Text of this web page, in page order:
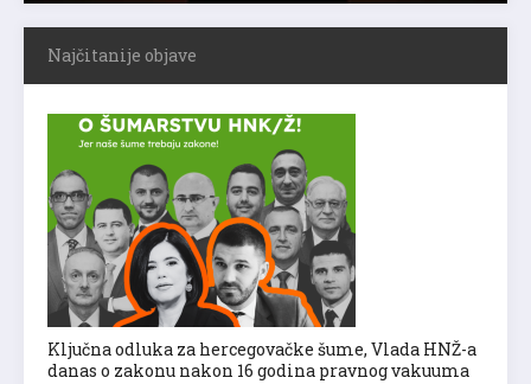
Najčitanije objave
Ključna odluka za hercegovačke šume, Vlada HNŽ-a
danas o zakonu nakon 16 godina pravnog vakuuma